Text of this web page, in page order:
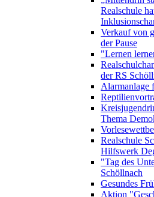
Realschule
Verkauf von
der Pause
"Lernen
der RS
Alarmanlage
Thema
Realschule
Hilfswerk
"Tag des
Schöllnach
Gesundes
Aktion